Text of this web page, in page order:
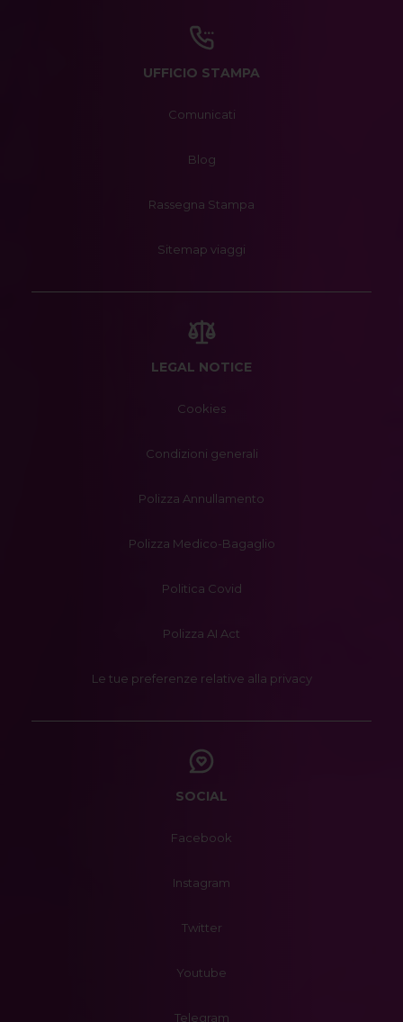
UFFICIO STAMPA
Comunicati
Blog
Rassegna Stampa
Sitemap viaggi
LEGAL NOTICE
Cookies
Condizioni generali
Polizza Annullamento
Polizza Medico-Bagaglio
Politica Covid
Polizza AI Act
Le tue preferenze relative alla privacy
SOCIAL
Facebook
Instagram
Twitter
Youtube
Telegram